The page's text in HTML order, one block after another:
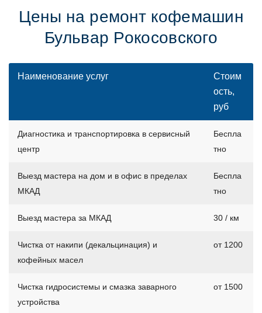
Цены на ремонт кофемашин
Бульвар Рокосовского
Наименование услуг
Стоим
ость,
руб
Диагностика и транспортировка в сервисный
центр
Беспла
тно
Выезд мастера на дом и в офис в пределах
МКАД
Беспла
тно
Выезд мастера за МКАД 30 / км
Чистка от накипи (декальцинация) и
кофейных масел
от 1200
Чистка гидросистемы и смазка заварного
устройства
от 1500